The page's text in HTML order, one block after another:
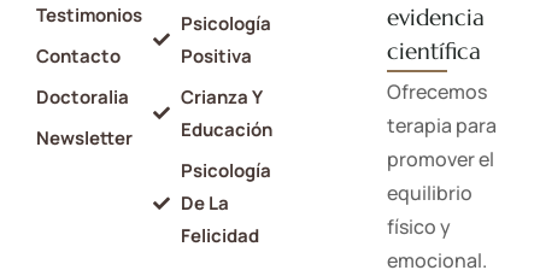
Testimonios
Contacto
Doctoralia
Newsletter
Psicología
Positiva
Crianza Y
Educación
Psicología
De La
Felicidad
evidencia
científica
Ofrecemos
terapia para
promover el
equilibrio
físico y
emocional.